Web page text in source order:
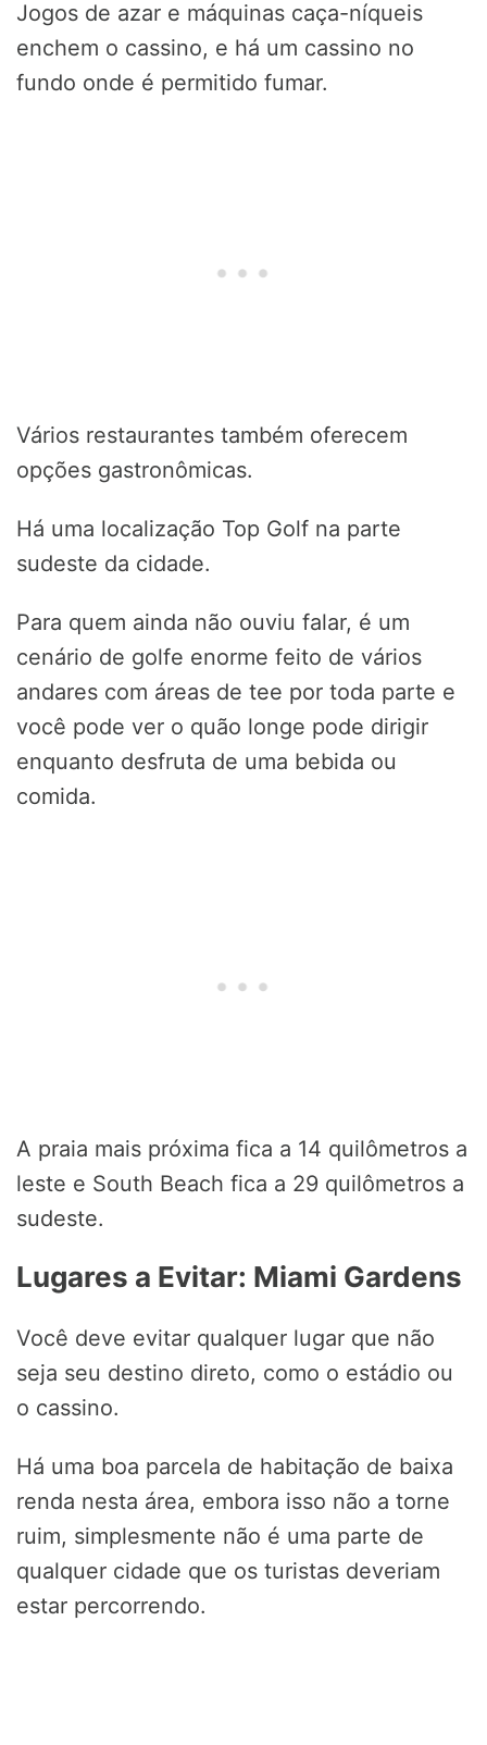
Jogos de azar e máquinas caça-níqueis
enchem o cassino, e há um cassino no
fundo onde é permitido fumar.
Vários restaurantes também oferecem
opções gastronômicas.
Há uma localização Top Golf na parte
sudeste da cidade.
Para quem ainda não ouviu falar, é um
cenário de golfe enorme feito de vários
andares com áreas de tee por toda parte e
você pode ver o quão longe pode dirigir
enquanto desfruta de uma bebida ou
comida.
A praia mais próxima fica a 14 quilômetros a
leste e South Beach fica a 29 quilômetros a
sudeste.
Lugares a Evitar: Miami Gardens
Você deve evitar qualquer lugar que não
seja seu destino direto, como o estádio ou
o cassino.
Há uma boa parcela de habitação de baixa
renda nesta área, embora isso não a torne
ruim, simplesmente não é uma parte de
qualquer cidade que os turistas deveriam
estar percorrendo.